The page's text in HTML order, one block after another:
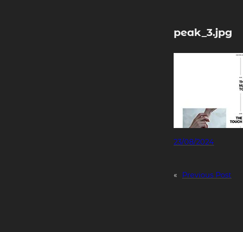
peak_3.jpg
23/08/2024
« Previous Post